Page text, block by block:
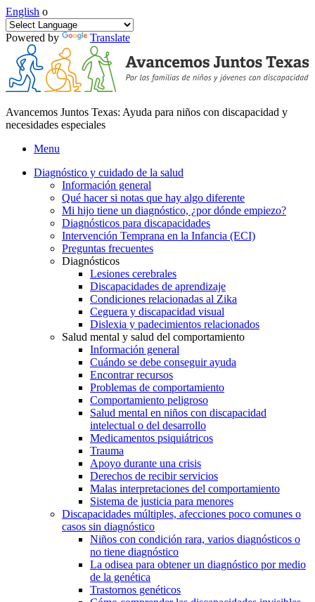
English o
Powered by Translate
Avancemos Juntos Texas: Ayuda para niños con discapacidad y
necesidades especiales
Menu
Diagnóstico y cuidado de la salud
Información general
Qué hacer si notas que hay algo diferente
Mi hijo tiene un diagnóstico, ¿por dónde empiezo?
Diagnósticos para discapacidades
Intervención Temprana en la Infancia (ECI)
Preguntas frecuentes
Diagnósticos
Lesiones cerebrales
Discapacidades de aprendizaje
Condiciones relacionadas al Zika
Ceguera y discapacidad visual
Dislexia y padecimientos relacionados
Salud mental y salud del comportamiento
Información general
Cuándo se debe conseguir ayuda
Encontrar recursos
Problemas de comportamiento
Comportamiento peligroso
Salud mental en niños con discapacidad
intelectual o del desarrollo
Medicamentos psiquiátricos
Trauma
Apoyo durante una crisis
Derechos de recibir servicios
Malas interpretaciones del comportamiento
Sistema de justicia para menores
Discapacidades múltiples, afecciones poco comunes o
casos sin diagnóstico
Niños con condición rara, varios diagnósticos o
no tiene diagnóstico
La odisea para obtener un diagnóstico por medio
de la genética
Trastornos genéticos